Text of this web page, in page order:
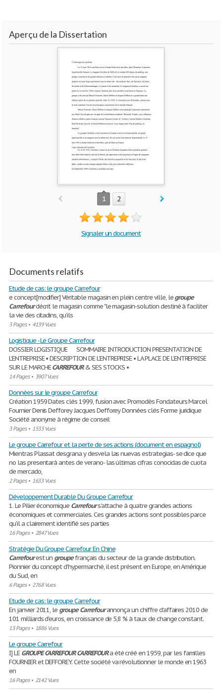
Aperçu de la Dissertation
1 2
Signaler un document
Documents relatifs
Etude de cas: le groupe Carrefour
e concept[modifier] Véritable magasin en plein centre ville, legroupe
Carrefourdécrit le magasin comme "le magasin-solution destiné à faciliter
la vie des citadins, qu’ils
3 Pages• 4139 Vues
Logistique - Le Groupe Carrefour
DOSSIER LOGISTIQUE SOMMAIRE INTRODUCTION PRESENTATION DE
L’ENTREPRISE • DESCRIPTION DE L’ENTREPRISE • LA PLACE DE L’ENTREPRISE
SUR LE MARCHECARREFOUR& SES STOCKS •
14 Pages• 3907 Vues
Données sur le groupe Carrefour
Création 1959 Dates clés 1999, fusion avec Promodès Fondateurs Marcel
Fournier Denis Defforey Jacques Defforey Données clés Forme juridique
Société anonyme à régime de conseil
3 Pages• 1533 Vues
Le groupe Carrefour et la perte de ses actions (document en espagnol)
Mientras Plassat desgrana y desvela las nuevas estrategias- se dice que
no las presentará antes de verano- las últimas cifras conocidas de cuota
de mercado,
2 Pages• 1633 Vues
Développement Durable Du Groupe Carrefour
1. Le Pilier économique Carrefours’attache à quatre grandes actions
économiques et commerciales. Ces grandes actions sont possibles parce
qu’il a clairement identifié ses parties
16 Pages• 2847 Vues
Stratégie Du Groupe Carrefour En Chine
Carrefourest un groupefrançais du secteur de la grande distribution.
Pionnier du concept d’hypermarché, il est présent en Europe, en Amérique
du Sud, en
6 Pages• 2768 Vues
Etude de cas: le groupe Carrefour
En janvier 2011, le groupe Carrefourannonça un chiffre d’affaires 2010 de
101 milliards d’euros, en croissance de 5,8 % à taux de change constant.
13 Pages• 1886 Vues
Le groupe Carrefour
I] LEGROUPECARREFOUR CARREFOURa été créé en 1959, par les familles
FOURNIER et DEFFOREY. Cette société va révolutionner le monde en 1963
en
16 Pages• 2142 Vues